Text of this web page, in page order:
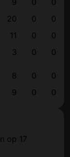
9 0
0
20 0
0
11 0
0
3 0 0
8 0
0
9 0 0
op 17